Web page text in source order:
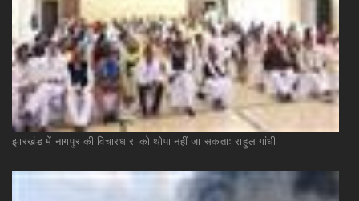
झारखंड में नागपुर की विचारधारा को थोपा नहीं जा सकताः राहुल गांधी